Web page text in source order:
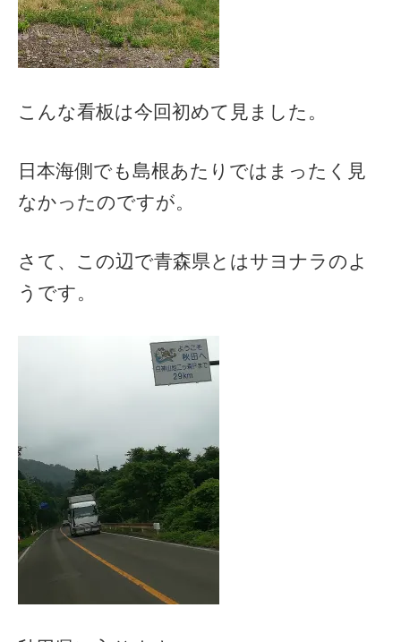
こんな看板は今回初めて見ました。
日本海側でも島根あたりではまったく見
なかったのですが。
さて、この辺で青森県とはサヨナラのよ
うです。